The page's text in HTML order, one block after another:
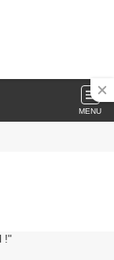
MENU